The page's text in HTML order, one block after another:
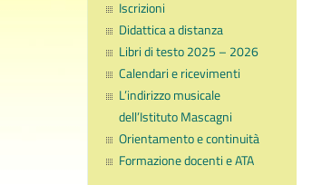
Iscrizioni
Didattica a distanza
Libri di testo 2025 – 2026
Calendari e ricevimenti
L’indirizzo musicale
dell’Istituto Mascagni
Orientamento e continuità
Formazione docenti e ATA